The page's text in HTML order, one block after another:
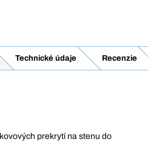
Technické údaje Recenzie
prekrytí na stenu do